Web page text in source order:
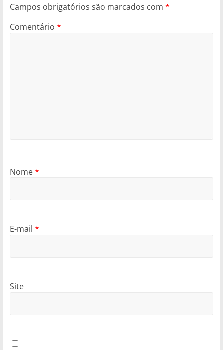
Campos obrigatórios são marcados com *
Comentário *
Nome*
E-mail *
Site